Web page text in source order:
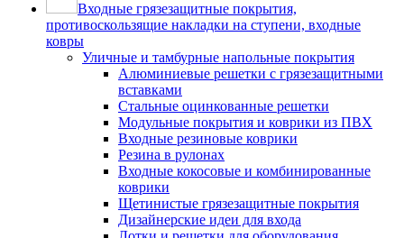
Входные грязезащитные покрытия,
противоскользящие накладки на ступени, входные
ковры
Уличные и тамбурные напольные покрытия
Алюминиевые решетки с грязезащитными
вставками
Стальные оцинкованные решетки
Модульные покрытия и коврики из ПВХ
Входные резиновые коврики
Резина в рулонах
Входные кокосовые и комбинированные
коврики
Щетинистые грязезащитные покрытия
Дизайнерские идеи для входа